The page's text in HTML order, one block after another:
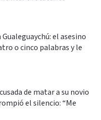
el asesino
o cinco palabras y le
de matar a su novio
el silencio: “Me